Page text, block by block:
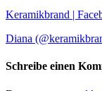
Keramikbrand |
Diana
Schreibe einen